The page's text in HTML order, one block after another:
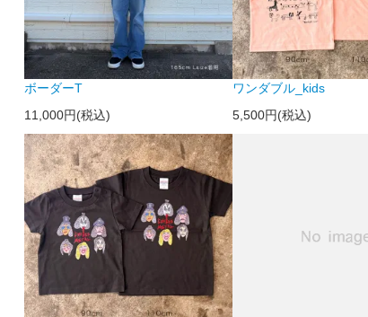
ボーダーT
11,000円(税込)
ワンダブル_kids
5,500円(税込)